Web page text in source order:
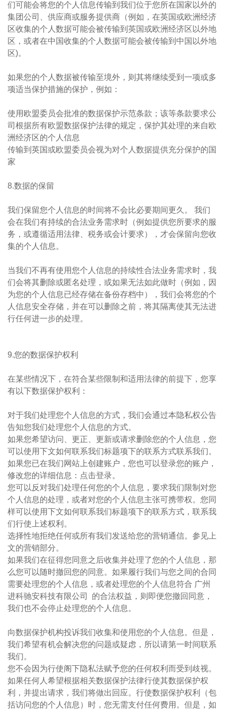
们可能会将您的个人信息传输到我们位于您所在国家以外的
集团公司、供应商或服务提供商（例如，在英国或欧洲经济
区收集的个人数据可能会被传输到英国或欧洲经济区以外地
区，或者在中国收集的个人数据可能会被传输到中国以外地
区)。
如果您的个人数据被传输至境外，则其将继续受到一项或多
项适当保护措施的保护，例如：
使用欧盟委员会批准的数据保护示范条款；该等条款要求公
司根据所有欧盟数据保护法律的规定，保护其处理的来自欧
洲经济区的个人信息
传输到英国或欧盟委员会视为对个人数据提供充分保护的国
家
8.数据的保留
我们保留您个人信息的时间将不会比必要期间更久。 我们
会在我们有持续的合法业务需求时（例如提供您所要求的服
务，或遵循适用法律、税务或会计要求），才会保留向您收
集的个人信息。
当我们不再有使用您个人信息的持续性合法业务需求时，我
们会将其删除或匿名处理，或如果无法如此做时（例如，因
为您的个人信息已经存储在备份存档中），我们会将您的个
人信息安全存储，并在可以删除之前，将其隔离使其无法进
行任何进一步的处理。
9.您的数据保护权利
在某些情况下，在符合某些限制和适用法律的前提下，您享
有以下数据保护权利：
对于我们处理您个人信息的方式，我们会通过本隐私权公告
告知您我们处理您个人信息的方式。
如果您希望访问、更正、更新或请求删除您的个人信息，您
可以使用下文如何联系我们标题项下的联系方式联系我们。
如果您已在我们网站上创建账户，您也可以登录您的账户，
修改您的详细信息：点击登录。
您可以反对我们处理任何您的个人信息，要求我们限制对您
个人信息的处理，或者对您的个人信息主张可携带权。您同
样可以使用下文如何联系我们标题项下的联系方式，联系我
们行使上述权利。
选择性地拒绝任何或所有我们发送给您的营销通信。参见上
文的营销部分。
如果我们在征得您同意之后收集并处理了您的个人信息，那
么您可以随时撤回您的同意。如果履行我们与您之间的合同
需要处理您的个人信息，或者处理您的个人信息符合 广州
进科驰安科技有限公司 的合法权益，则即便您撤回同意，
我们也不会停止处理您的个人信息。
向数据保护机构投诉我们收集和使用您的个人信息。但是，
我们希望有机会解决您的问题或疑虑，所以请第一时间联系
我们。
您不会因为行使阁下隐私法赋予您的任何权利而受到歧视。
如果任何人希望根据相关数据保护法律行使其数据保护权
利，并提出请求，我们将做出回应。行使数据保护权利（包
括访问您的个人信息）时，您无需支付任何费用。但是，如